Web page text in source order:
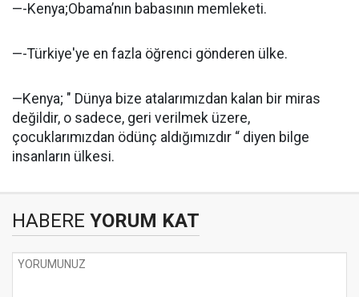
—-Kenya;Obama’nın babasının memleketi.
—-Türkiye'ye en fazla öğrenci gönderen ülke.
—Kenya; " Dünya bize atalarımızdan kalan bir miras
değildir, o sadece, geri verilmek üzere,
çocuklarımızdan ödünç aldığımızdır “ diyen bilge
insanların ülkesi.
HABERE YORUM KAT